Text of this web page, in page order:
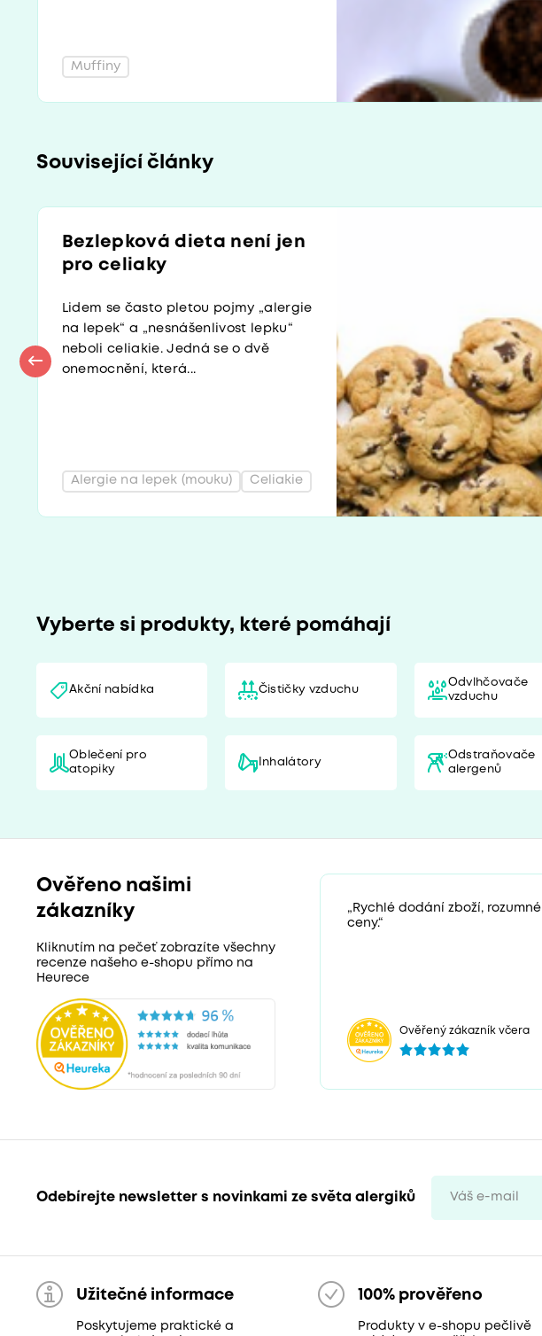
Muffiny
Související články
Bezlepková dieta není jen
pro celiaky
Lidem se často pletou pojmy „alergie
na lepek“ a „nesnášenlivost lepku“
neboli celiakie. Jedná se o dvě
onemocnění, která...
Alergie na lepek (mouku) Celiakie
Vyberte si produkty, které pomáhají
Akční nabídka Čističky vzduchu
Odvlhčovače
vzduchu
Oblečení pro
atopiky
Inhalátory
Odstraňovače
alergenů
Ověřeno našimi
zákazníky
Kliknutím na pečeť zobrazíte všechny
recenze našeho e-shopu přímo na
Heurece
„Rychlé dodání zboží, rozumné
ceny.“
Ověřený zákazník včera
Odebírejte newsletter s novinkami ze světa alergiků
Užitečné informace
Poskytujeme praktické a
100% prověřeno
Produkty v e-shopu pečlivě